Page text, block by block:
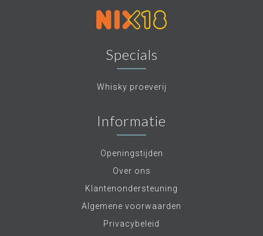
Specials
Whisky proeverij
Informatie
Openingstijden
Over ons
Klantenondersteuning
Algemene voorwaarden
Privacybeleid